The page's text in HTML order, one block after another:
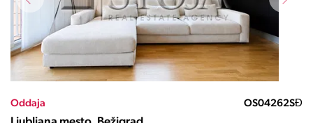
Oddaja OS04262SĐ